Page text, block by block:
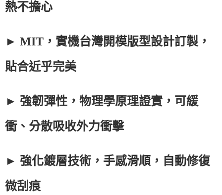
熱不擔心
► MIT，實機台灣開模版型設計訂製，
貼合近乎完美
► 強韌彈性，物理學原理證實，可緩
衝、分散吸收外力衝擊
► 強化鍍層技術，手感滑順，自動修復
微刮痕